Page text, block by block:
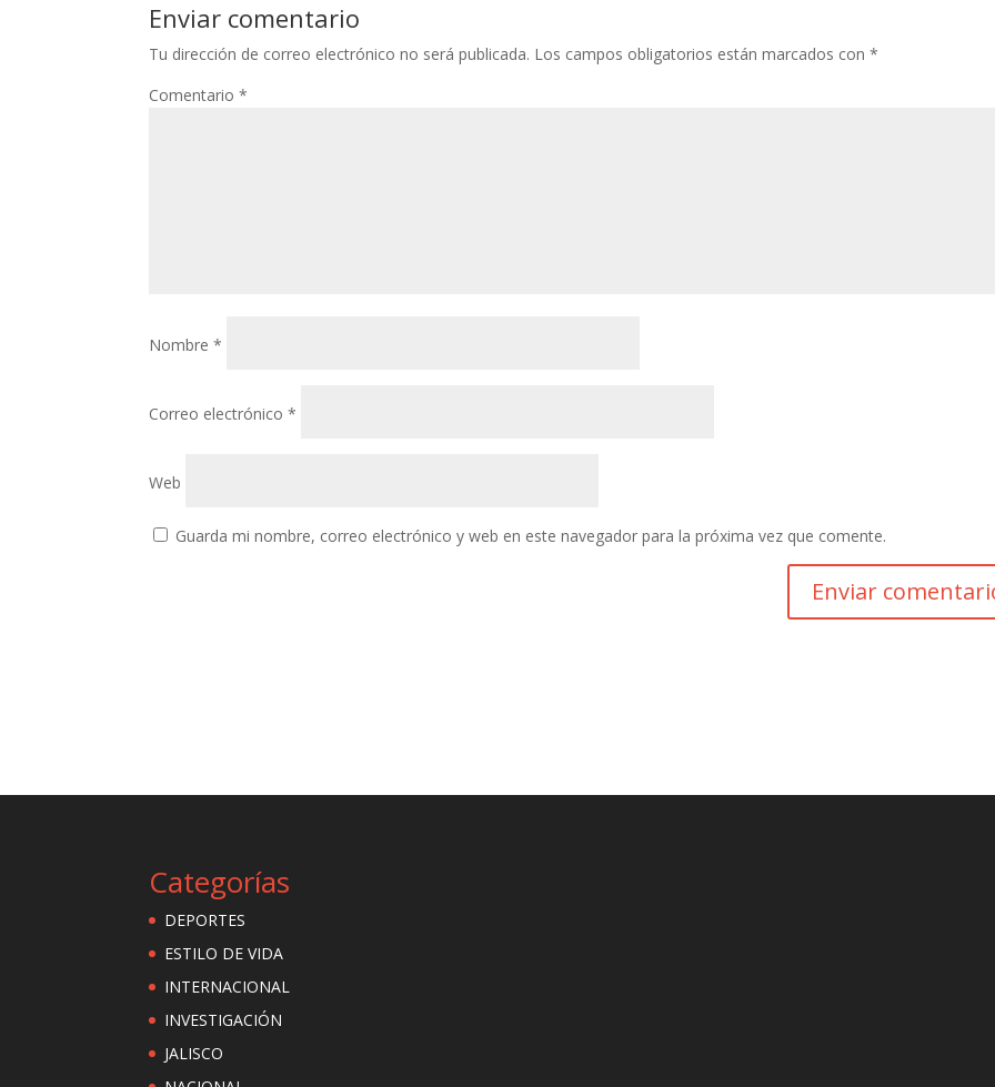
Enviar comentario
Tu dirección de correo electrónico no será publicada. Los campos obligatorios están marcados con*
Comentario*
Nombre*
Correo electrónico*
Web
Guarda mi nombre, correo electrónico y web en este navegador para la próxima vez que comente.
Categorías
DEPORTES
ESTILO DE VIDA
INTERNACIONAL
INVESTIGACIÓN
JALISCO